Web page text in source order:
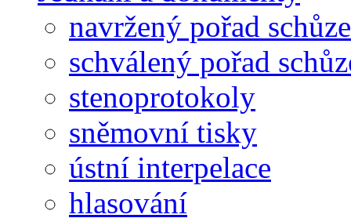
navržený pořad schůze
schválený pořad
stenoprotokoly
sněmovní tisky
ústní interpelace
hlasování